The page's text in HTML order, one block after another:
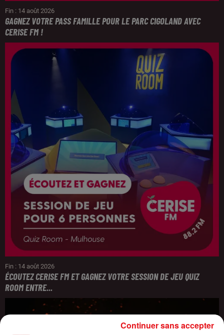
Fin : 14 août 2026
GAGNEZ VOTRE PASS FAMILLE POUR LE PARC CIGOLAND AVEC
CERISE FM !
Fin : 14 août 2026
ÉCOUTEZ CERISE FM ET GAGNEZ VOTRE SESSION DE JEU QUIZ
ROOM ENTRE...
Continuer sans accepter